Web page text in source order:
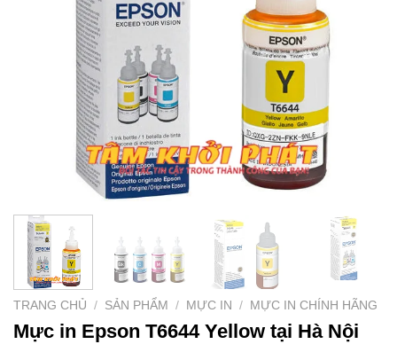
TRANG CHỦ / SẢN PHẨM / MỰC IN / MỰC IN CHÍNH HÃNG
Mực in Epson T6644 Yellow tại Hà Nội